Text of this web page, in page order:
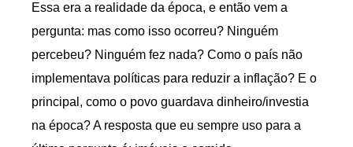
Essa era a realidade da época, e então vem a
pergunta: mas como isso ocorreu? Ninguém
percebeu? Ninguém fez nada? Como o país não
implementava políticas para reduzir a inflação? E o
principal, como o povo guardava dinheiro/investia
na época? A resposta que eu sempre uso para a